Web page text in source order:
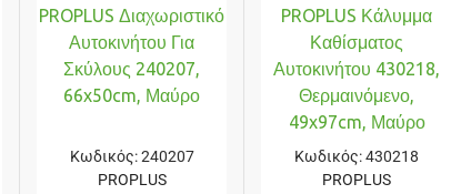
PROPLUS Διαχωριστικό
Αυτοκινήτου Για
Σκύλους 240207,
66x50cm, Μαύρο
Κωδικός:240207
PROPLUS
PROPLUS Κάλυμμα
Καθίσματος
Αυτοκινήτου 430218,
Θερμαινόμενο,
49x97cm, Μαύρο
Κωδικός:430218
PROPLUS